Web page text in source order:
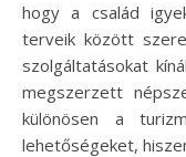
hogy a család
terveik között
szolgáltatásokat
megszerzett
különösen a
lehetőségeket,